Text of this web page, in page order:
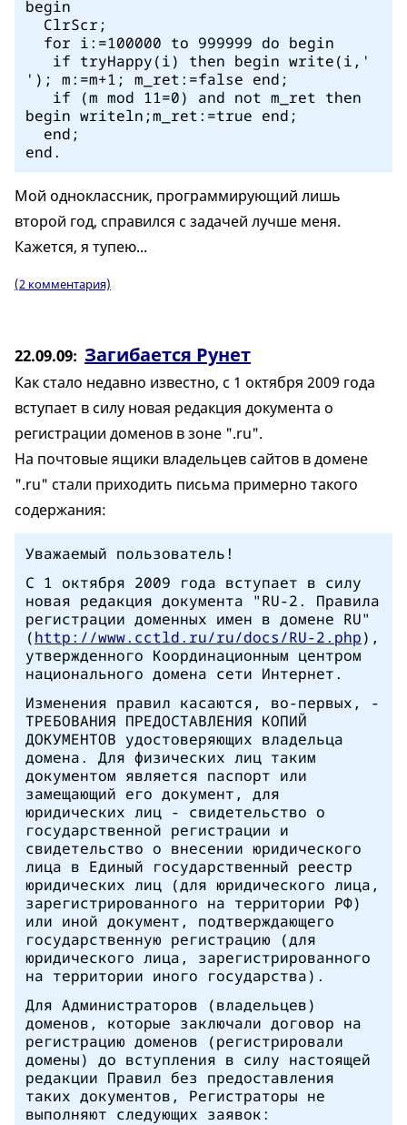
begin
ClrScr;
for i:=100000 to 999999 do begin
if tryHappy(i) then begin write(i,'
'); m:=m+1; m_ret:=false end;
if (m mod 11=0) and not m_ret then
begin writeln;m_ret:=true end;
end;
end.
Мой одноклассник, программирующий лишь
второй год, справился с задачей лучше меня.
Кажется, я тупею...
(2 комментария)
22.09.09 Загибается Рунет
Как стало недавно известно, с 1 октября 2009 года
вступает в силу новая редакция документа о
регистрации доменов в зоне ".ru".
На почтовые ящики владельцев сайтов в домене
".ru" стали приходить письма примерно такого
содержания:
Уважаемый пользователь!
С 1 октября 2009 года вступает в силу
новая редакция документа "RU-2. Правила
регистрации доменных имен в домене RU"
(http://www.cctld.ru/ru/docs/RU-2.php),
утвержденного Координационным центром
национального домена сети Интернет.
Изменения правил касаются, во-первых, -
ТРЕБОВАНИЯ ПРЕДОСТАВЛЕНИЯ КОПИЙ
ДОКУМЕНТОВ удостоверяющих владельца
домена. Для физических лиц таким
документом является паспорт или
замещающий его документ, для
юридических лиц - свидетельство о
государственной регистрации и
свидетельство о внесении юридического
лица в Единый государственный реестр
юридических лиц (для юридического лица,
зарегистрированного на территории РФ)
или иной документ, подтверждающего
государственную регистрацию (для
юридического лица, зарегистрированного
на территории иного государства).
Для Администраторов (владельцев)
доменов, которые заключали договор на
регистрацию доменов (регистрировали
домены) до вступления в силу настоящей
редакции Правил без предоставления
таких документов, Регистраторы не
выполняют следующих заявок: